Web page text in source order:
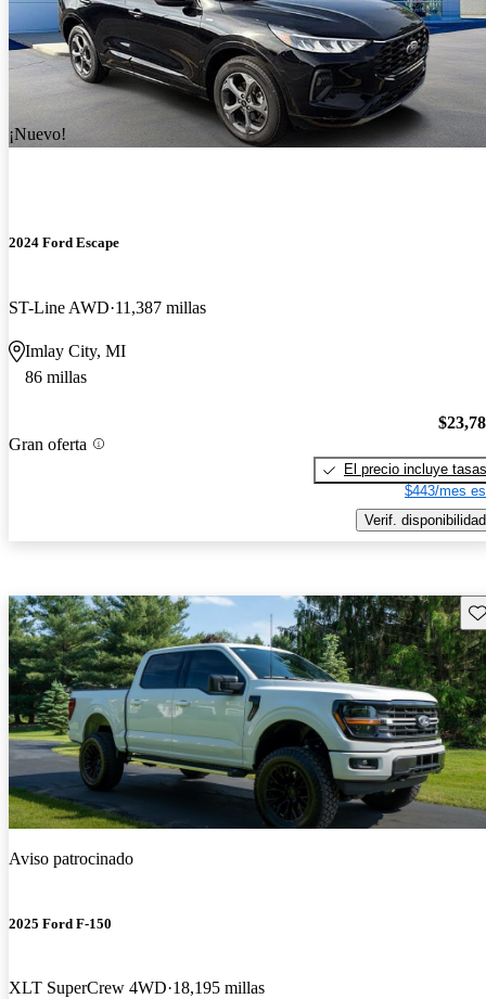
¡Nuevo!
2024 Ford Escape
ST-Line AWD 11,387 millas
Imlay City, MI
86 millas
Gran oferta
El precio incluye tasas
$443/mes
Verif. disponibilidad
Aviso patrocinado
2025 Ford F-150
XLT SuperCrew 4WD 18,195 millas